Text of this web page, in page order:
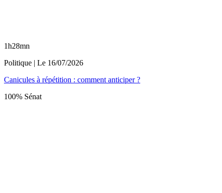
1h28mn
Politique | Le 16/07/2026
Canicules à répétition : comment anticiper ?
100% Sénat